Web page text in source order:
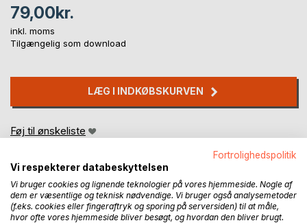
79,00kr.
inkl. moms
Tilgængelig som download
LÆG I INDKØBSKURVEN
Føj til ønskeliste
Fortrolighedspolitik
Vi respekterer databeskyttelsen
Vi bruger cookies og lignende teknologier på vores hjemmeside. Nogle af
dem er væsentlige og teknisk nødvendige. Vi bruger også analysemetoder
(f.eks. cookies eller fingeraftryk og sporing på serversiden) til at måle,
hvor ofte vores hjemmeside bliver besøgt, og hvordan den bliver brugt.